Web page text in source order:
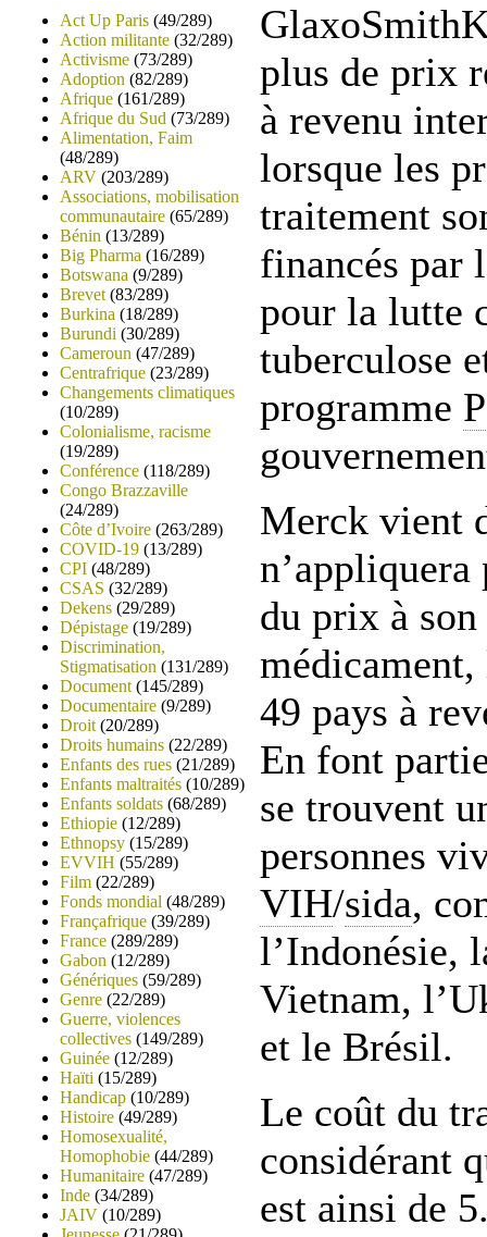
Act Up Paris (49/289)
Action militante (32/289)
Activisme (73/289)
Adoption (82/289)
Afrique (161/289)
Afrique du Sud (73/289)
Alimentation, Faim
(48/289)
ARV (203/289)
Associations, mobilisation
communautaire (65/289)
Bénin (13/289)
Big Pharma (16/289)
Botswana (9/289)
Brevet (83/289)
Burkina (18/289)
Burundi (30/289)
Cameroun (47/289)
Centrafrique (23/289)
Changements climatiques
(10/289)
Colonialisme, racisme
(19/289)
Conférence (118/289)
Congo Brazzaville
(24/289)
Côte d’Ivoire (263/289)
COVID-19 (13/289)
CPI (48/289)
CSAS (32/289)
Dekens (29/289)
Dépistage (19/289)
Discrimination,
Stigmatisation (131/289)
Document (145/289)
Documentaire (9/289)
Droit (20/289)
Droits humains (22/289)
Enfants des rues (21/289)
Enfants maltraités (10/289)
Enfants soldats (68/289)
Ethiopie (12/289)
Ethnopsy (15/289)
EVVIH (55/289)
Film (22/289)
Fonds mondial (48/289)
Françafrique (39/289)
France (289/289)
Gabon (12/289)
Génériques (59/289)
Genre (22/289)
Guerre, violences
collectives (149/289)
Guinée (12/289)
Haïti (15/289)
Handicap (10/289)
Histoire (49/289)
Homosexualité,
Homophobie (44/289)
Humanitaire (47/289)
Inde (34/289)
JAIV (10/289)
plus de prix
à revenu
lorsque les
traitement
financés par
pour la lutte
tuberculose
programme
Merck vient
du prix à son
49 pays à
En font
se trouvent
personnes
VIH/sida,
l’Indonésie,
Vietnam,
et le Brésil.
Le coût du
considérant
est ainsi de